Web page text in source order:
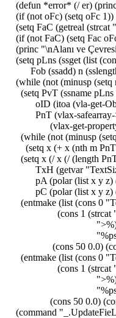
(defun *error* (/ er)
(if (not oFc) (setq oFc 1))
(setq FaC (getreal
(if (not FaC) (setq Fac
(princ "\nAlanı ve
(setq pLns (ssget (list
Fob (ssadd) n
(while (not (minusp (setq
(setq PvT (ssname
oID (itoa (vla-get-
PnT (vlax-safearray-
(vlax-get-property
(while (not (minusp
(setq x (+ x (nth m
(setq x (/ x (/ (length
TxH (getvar
pA (polar (list x y z) (/
pC (polar (list x y z)
(entmake (list (cons 0
(cons 1 (strcat
">%).Area \\f
(cons 50 0.0) (cons
(entmake (list (cons 0
(cons 1 (strcat
">%).Length \\f
(cons 50 0.0) (cons
(command